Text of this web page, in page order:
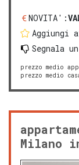
NOVITA':
Aggiungi
Segnala
prezzo medio
prezzo medio
Milano